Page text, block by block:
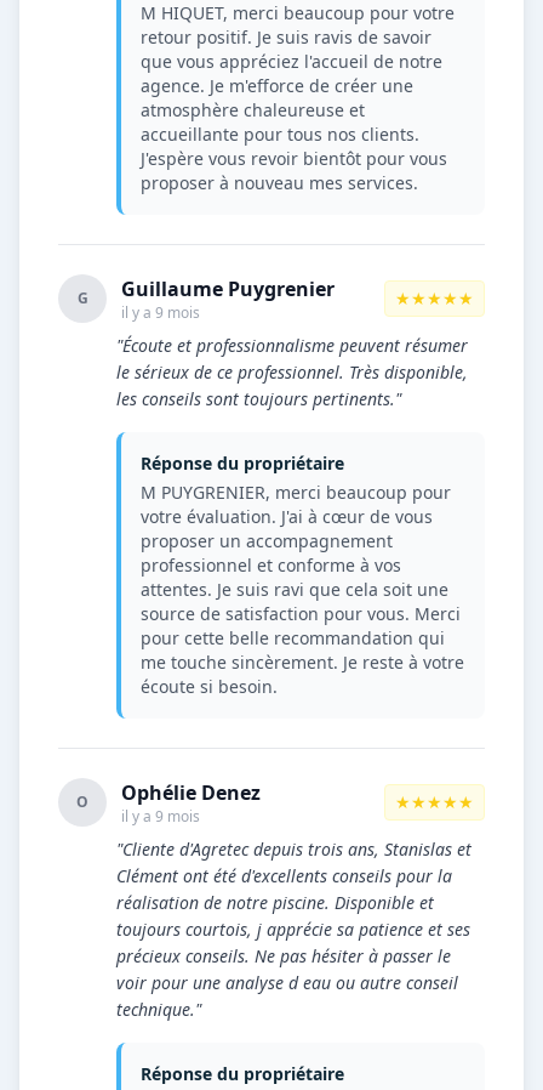
M HIQUET, merci beaucoup pour votre
retour positif. Je suis ravis de savoir
que vous appréciez l'accueil de notre
agence. Je m'efforce de créer une
atmosphère chaleureuse et
accueillante pour tous nos clients.
J'espère vous revoir bientôt pour vous
proposer à nouveau mes services.
G Guillaume Puygrenier
il y a 9 mois
★★★★★
"Écoute et professionnalisme peuvent résumer
le sérieux de ce professionnel. Très disponible,
les conseils sont toujours pertinents."
Réponse du propriétaire
M PUYGRENIER, merci beaucoup pour
votre évaluation. J'ai à cœur de vous
proposer un accompagnement
professionnel et conforme à vos
attentes. Je suis ravi que cela soit une
source de satisfaction pour vous. Merci
pour cette belle recommandation qui
me touche sincèrement. Je reste à votre
écoute si besoin.
O Ophélie Denez
il y a 9 mois
★★★★★
"Cliente d'Agretec depuis trois ans, Stanislas et
Clément ont été d'excellents conseils pour la
réalisation de notre piscine. Disponible et
toujours courtois, j apprécie sa patience et ses
précieux conseils. Ne pas hésiter à passer le
voir pour une analyse d eau ou autre conseil
technique."
Réponse du propriétaire